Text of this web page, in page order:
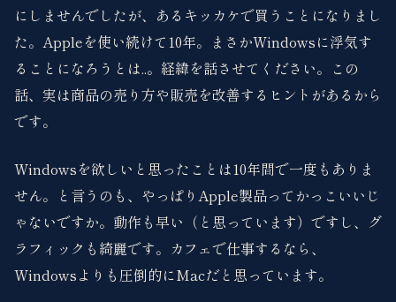
にしませんでしたが、あるキッカケで買うことになりまし
た。Appleを使い続けて10年。まさかWindowsに浮気す
ることになろうとは..。経緯を話させてください。この
話、実は商品の売り方や販売を改善するヒントがあるから
です。
Windowsを欲しいと思ったことは10年間で一度もありま
せん。と言うのも、やっぱりApple製品ってかっこいいじ
ゃないですか。動作も早い（と思っています）ですし、グ
ラフィックも綺麗です。カフェで仕事するなら、
Windowsよりも圧倒的にMacだと思っています。